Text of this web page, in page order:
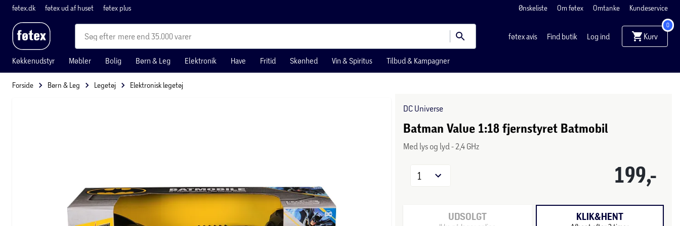
føtex.dk føtex ud af huset føtex plus Ønskeliste Om føtex Omtanke Kundeservice
mere end 35.000 varer føtex avis Find butik Log ind Kurv
0
Køkkenudstyr Møbler Bolig Børn & Leg Elektronik Have Fritid Skønhed Vin & Spiritus Tilbud & Kampagner
Forside Børn & Leg Legetøj Elektronisk legetøj
DC Universe
Batman Value 1:18 fjernstyret Batmobil
Med lys og lyd - 2,4 GHz
199,-
1
UDSOLGT KLIK&HENT